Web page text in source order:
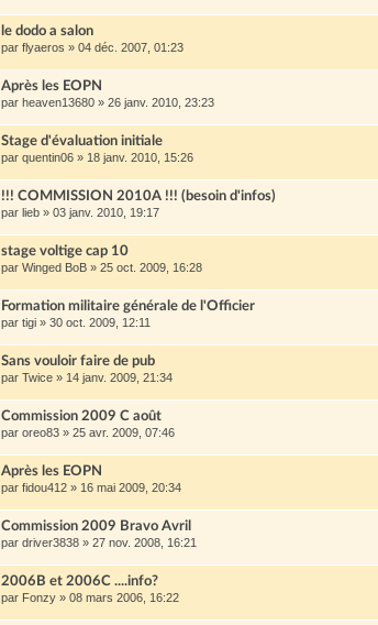
le dodo a salon
par flyaeros » 04 déc. 2007, 01:23
Après les EOPN
par heaven13680 » 26 janv. 2010, 23:23
Stage d'évaluation initiale
par quentin06 » 18 janv. 2010, 15:26
!!! COMMISSION 2010A !!! (besoin d'infos)
par lieb » 03 janv. 2010, 19:17
stage voltige cap 10
par Winged BoB » 25 oct. 2009, 16:28
Formation militaire générale de l'Officier
par tigi » 30 oct. 2009, 12:11
Sans vouloir faire de pub
par Twice » 14 janv. 2009, 21:34
Commission 2009 C août
par oreo83 » 25 avr. 2009, 07:46
Après les EOPN
par fidou412 » 16 mai 2009, 20:34
Commission 2009 Bravo Avril
par driver3838 » 27 nov. 2008, 16:21
2006B et 2006C ....info?
par Fonzy » 08 mars 2006, 16:22